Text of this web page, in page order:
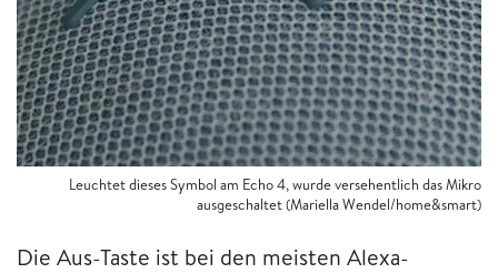
Leuchtet dieses Symbol am Echo 4, wurde versehentlich das Mikro
ausgeschaltet (Mariella Wendel/home&smart)
Die Aus-Taste ist bei den meisten Alexa-